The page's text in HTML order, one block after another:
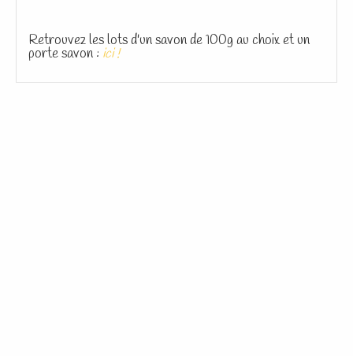
Retrouvez les lots d'un savon de 100g au choix et un
porte savon : ici !